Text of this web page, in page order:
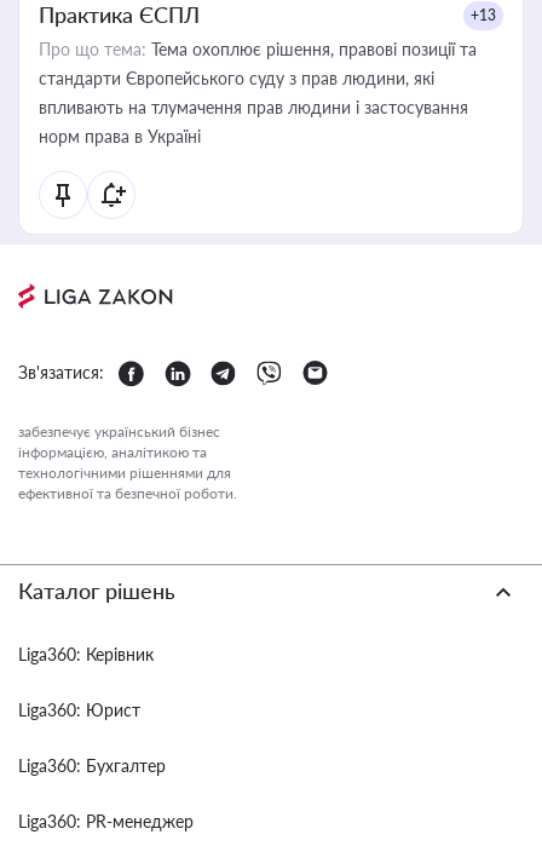
Практика ЄСПЛ +13
Про що тема: Тема охоплює рішення, правові позиції та
стандарти Європейського суду з прав людини, які
впливають на тлумачення прав людини і застосування
норм права в Україні
Зв'язатися:
забезпечує український бізнес
інформацією, аналітикою та
технологічними рішеннями для
ефективної та безпечної роботи.
Каталог рішень
Liga360: Керівник
Liga360: Юрист
Liga360: Бухгалтер
Liga360: PR-менеджер